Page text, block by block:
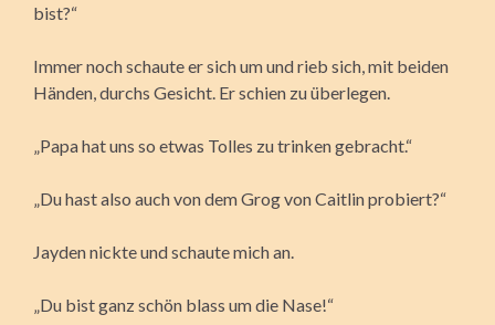
bist?“
Immer noch schaute er sich um und rieb sich, mit beiden
Händen, durchs Gesicht. Er schien zu überlegen.
„Papa hat uns so etwas Tolles zu trinken gebracht.“
„Du hast also auch von dem Grog von Caitlin probiert?“
Jayden nickte und schaute mich an.
„Du bist ganz schön blass um die Nase!“